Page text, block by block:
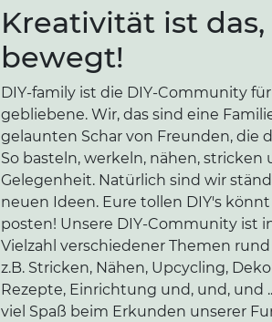
Kreativität ist
bewegt!
DIY-family ist die DIY-Community
gebliebene. Wir, das sind eine
gelaunten Schar von Freunden, die
So basteln, werkeln, nähen,
Gelegenheit. Natürlich sind wir
neuen Ideen. Eure tollen DIY's
posten! Unsere DIY-Community ist
Vielzahl verschiedener Themen
z.B. Stricken, Nähen, Upcycling,
Rezepte, Einrichtung und, und, und
viel Spaß beim Erkunden unserer